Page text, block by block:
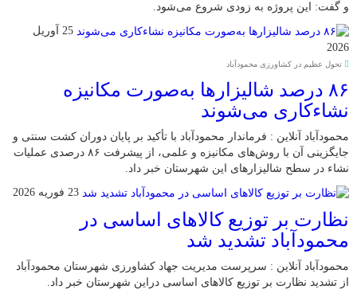
و گفت: این پروژه به زودی شروع می‌شود.
25 آوریل
2026
تحول عظیم در کشاورزی محمودآباد
۸۶ درصد شالیزارها به‌صورت مکانیزه
نشاءکاری می‌شوند
محمودآباد آنلاین : فرماندار محمودآباد با تأکید بر پایان دوران کشت سنتی و
جایگزینی آن با روش‌های مکانیزه و علمی، از پیشرفت ۸۶ درصدی عملیات
نشاء در سطح شالیزارهای این شهرستان خبر داد.
23 فوریه 2026
نظارت بر توزیع کالا‌های اساسی در
محمودآباد تشدید شد
محمودآباد آنلاین : سرپرست مدیریت جهاد کشاورزی شهرستان محمودآباد
از تشدید نظارت بر توزیع کالا‌های اساسی دراین شهرستان خبر داد.